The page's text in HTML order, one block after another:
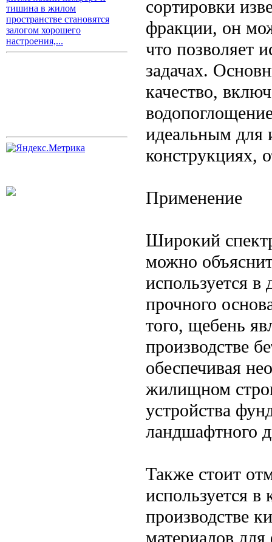
тишина в жилом
пространстве становятся
залогом хорошего
настроения,...
сортировки
фракции, он
что позволяет
задачах.
качество,
идеальным для
конструкциях,
Применение
Широкий
можно
используется в
прочного
того, щебень
производстве
обеспечивая
жилищном
устройства
ландшафтного
Также стоит
используется в
производстве
материалов